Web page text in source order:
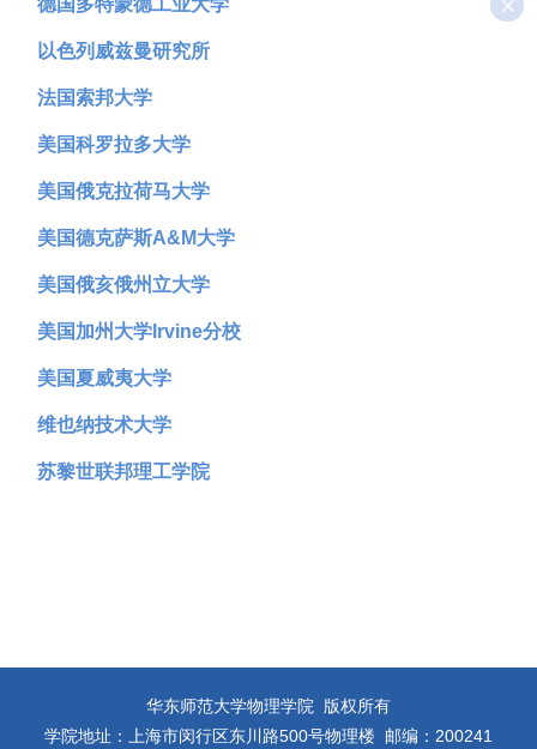
德国多特蒙德工业大学
以色列威兹曼研究所
法国索邦大学
美国科罗拉多大学
美国俄克拉荷马大学
美国德克萨斯A&M大学
美国俄亥俄州立大学
美国加州大学Irvine分校
美国夏威夷大学
维也纳技术大学
苏黎世联邦理工学院
华东师范大学物理学院 版权所有
学院地址：上海市闵行区东川路500号物理楼 邮编：200241